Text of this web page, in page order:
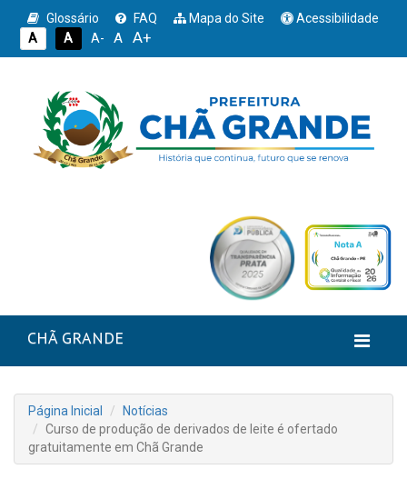
Glossário FAQ Mapa do Site
Acessibilidade
A
A A- A A+
CHÃ GRANDE
Página Inicial
Notícias
Curso de produção de derivados de leite é ofertado
gratuitamente em Chã Grande